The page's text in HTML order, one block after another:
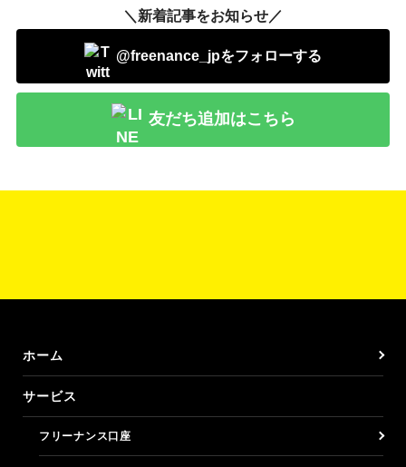
＼新着記事をお知らせ／
@freenance_jpをフォローする
友だち追加はこちら
ホーム
サービス
フリーナンス口座